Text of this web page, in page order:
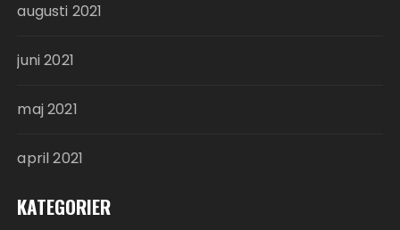
augusti 2021
juni 2021
maj 2021
april 2021
KATEGORIER